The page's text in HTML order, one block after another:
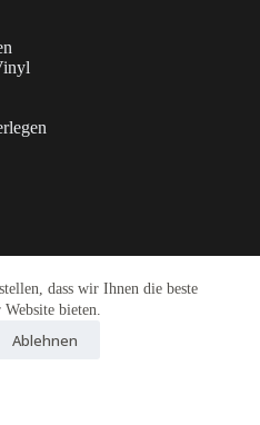
dass wir Ihnen die beste
bieten.
Ablehnen
WohnTrend.de lohnt